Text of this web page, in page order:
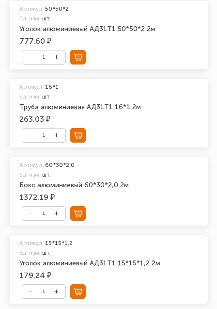
Уголок алюминиевый АД31Т1 50*50*2 2м
Артикул: 50*50*2
Ед. изм. шт.
777.60 ₽
Труба алюминиевая АД31Т1 16*1 2м
Артикул: 16*1
Ед. изм. шт.
263.03 ₽
Бокс алюминиевый 60*30*2,0 2м
Артикул: 60*30*2,0
Ед. изм. шт.
1372.19 ₽
Уголок алюминиевый АД31Т1 15*15*1,2 2м
Артикул: 15*15*1,2
Ед. изм. шт.
179.24 ₽